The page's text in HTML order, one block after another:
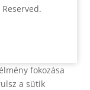
fokozása
a sütik